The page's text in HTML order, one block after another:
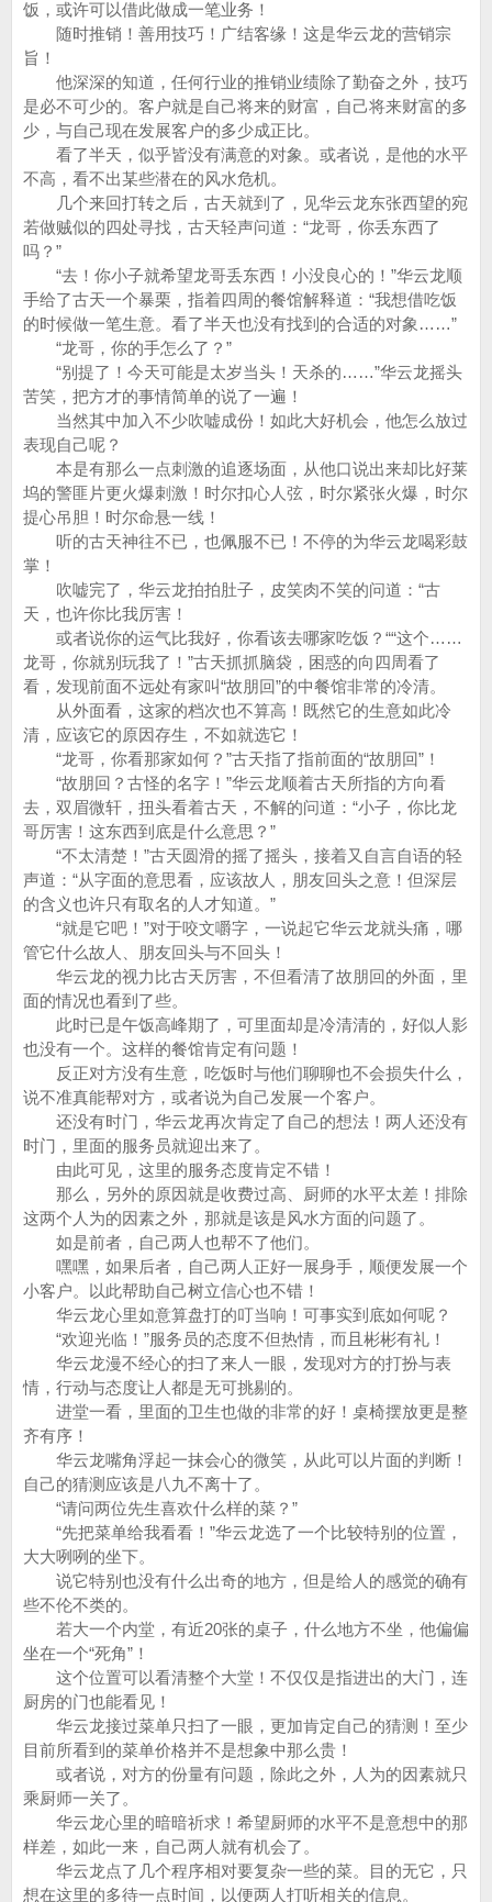
饭，或许可以借此做成一笔业务！
随时推销！善用技巧！广结客缘！这是华云龙的营销宗
旨！
他深深的知道，任何行业的推销业绩除了勤奋之外，技巧
是必不可少的。客户就是自己将来的财富，自己将来财富的多
少，与自己现在发展客户的多少成正比。
看了半天，似乎皆没有满意的对象。或者说，是他的水平
不高，看不出某些潜在的风水危机。
几个来回打转之后，古天就到了，见华云龙东张西望的宛
若做贼似的四处寻找，古天轻声问道：“龙哥，你丢东西了
吗？”
“去！你小子就希望龙哥丢东西！小没良心的！”华云龙顺
手给了古天一个暴栗，指着四周的餐馆解释道：“我想借吃饭
的时候做一笔生意。看了半天也没有找到的合适的对象……”
“龙哥，你的手怎么了？”
“别提了！今天可能是太岁当头！天杀的……”华云龙摇头
苦笑，把方才的事情简单的说了一遍！
当然其中加入不少吹嘘成份！如此大好机会，他怎么放过
表现自己呢？
本是有那么一点刺激的追逐场面，从他口说出来却比好莱
坞的警匪片更火爆刺激！时尔扣心人弦，时尔紧张火爆，时尔
提心吊胆！时尔命悬一线！
听的古天神往不已，也佩服不已！不停的为华云龙喝彩鼓
掌！
吹嘘完了，华云龙拍拍肚子，皮笑肉不笑的问道：“古
天，也许你比我厉害！
或者说你的运气比我好，你看该去哪家吃饭？““这个……
龙哥，你就别玩我了！”古天抓抓脑袋，困惑的向四周看了
看，发现前面不远处有家叫“故朋回”的中餐馆非常的冷清。
从外面看，这家的档次也不算高！既然它的生意如此冷
清，应该它的原因存生，不如就选它！
“龙哥，你看那家如何？”古天指了指前面的“故朋回”！
“故朋回？古怪的名字！”华云龙顺着古天所指的方向看
去，双眉微轩，扭头看着古天，不解的问道：“小子，你比龙
哥厉害！这东西到底是什么意思？”
“不太清楚！”古天圆滑的摇了摇头，接着又自言自语的轻
声道：“从字面的意思看，应该故人，朋友回头之意！但深层
的含义也许只有取名的人才知道。”
“就是它吧！”对于咬文嚼字，一说起它华云龙就头痛，哪
管它什么故人、朋友回头与不回头！
华云龙的视力比古天厉害，不但看清了故朋回的外面，里
面的情况也看到了些。
此时已是午饭高峰期了，可里面却是冷清清的，好似人影
也没有一个。这样的餐馆肯定有问题！
反正对方没有生意，吃饭时与他们聊聊也不会损失什么，
说不准真能帮对方，或者说为自己发展一个客户。
还没有时门，华云龙再次肯定了自己的想法！两人还没有
时门，里面的服务员就迎出来了。
由此可见，这里的服务态度肯定不错！
那么，另外的原因就是收费过高、厨师的水平太差！排除
这两个人为的因素之外，那就是该是风水方面的问题了。
如是前者，自己两人也帮不了他们。
嘿嘿，如果后者，自己两人正好一展身手，顺便发展一个
小客户。以此帮助自己树立信心也不错！
华云龙心里如意算盘打的叮当响！可事实到底如何呢？
“欢迎光临！”服务员的态度不但热情，而且彬彬有礼！
华云龙漫不经心的扫了来人一眼，发现对方的打扮与表
情，行动与态度让人都是无可挑剔的。
进堂一看，里面的卫生也做的非常的好！桌椅摆放更是整
齐有序！
华云龙嘴角浮起一抹会心的微笑，从此可以片面的判断！
自己的猜测应该是八九不离十了。
“请问两位先生喜欢什么样的菜？”
“先把菜单给我看看！”华云龙选了一个比较特别的位置，
大大咧咧的坐下。
说它特别也没有什么出奇的地方，但是给人的感觉的确有
些不伦不类的。
若大一个内堂，有近20张的桌子，什么地方不坐，他偏偏
坐在一个“死角”！
这个位置可以看清整个大堂！不仅仅是指进出的大门，连
厨房的门也能看见！
华云龙接过菜单只扫了一眼，更加肯定自己的猜测！至少
目前所看到的菜单价格并不是想象中那么贵！
或者说，对方的份量有问题，除此之外，人为的因素就只
乘厨师一关了。
华云龙心里的暗暗祈求！希望厨师的水平不是意想中的那
样差，如此一来，自己两人就有机会了。
华云龙点了几个程序相对要复杂一些的菜。目的无它，只
想在这里的多待一点时间，以便两人打听相关的信息。